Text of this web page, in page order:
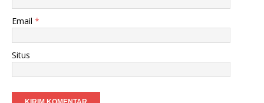
Email *
Situs